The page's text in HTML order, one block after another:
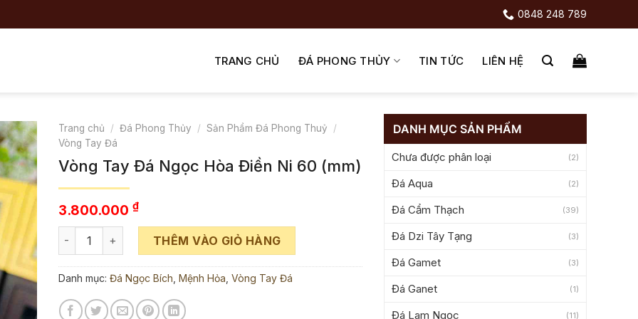
0848 248 789
TRANG CHỦ ĐÁ PHONG THỦY TIN TỨC LIÊN HỆ
DANH MỤC SẢN PHẨM
Chưa được phân loại (2)
Đá Aqua (2)
Đá Cẩm Thạch (39)
Đá Dzi Tây Tạng (3)
Đá Gamet (3)
Đá Ganet (1)
Đá Lam Ngọc (11)
Trang chủ / Đá Phong Thủy / Sản Phẩm Đá Phong Thuỷ
/
Vòng Tay Đá
Vòng Tay Đá Ngọc Hòa Điền Ni 60 (mm)
3.800.000 ₫
Vòng Tay Đá Ngọc Hòa Điền Ni 60 (mm) số lượng
THÊM VÀO GIỎ HÀNG
Danh mục: Đá Ngọc Bích Mệnh Hỏa Vòng Tay Đá